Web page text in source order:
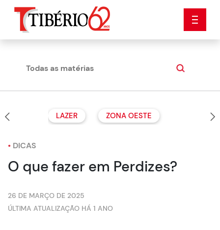
Todas as matérias Dicas
LAZER ZONA OESTE
• DICAS
O que fazer em Perdizes?
26 DE MARÇO DE 2025
ÚLTIMA ATUALIZAÇÃO HÁ 1 ANO